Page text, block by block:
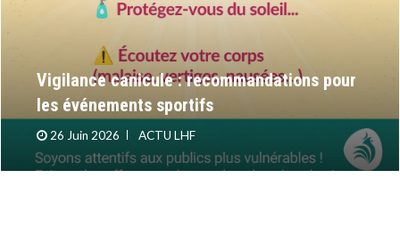
Vigilance canicule : recommandations pour
les événements sportifs
26 Juin 2026 ACTU LHF